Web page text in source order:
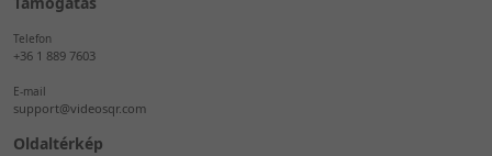
Telefon
+36 1 889 7603
E-mail
support@videosqr.com
Oldaltérkép